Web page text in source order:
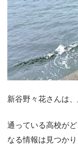
新谷野々花さんは、
通っている高校が
なる情報は見つかり